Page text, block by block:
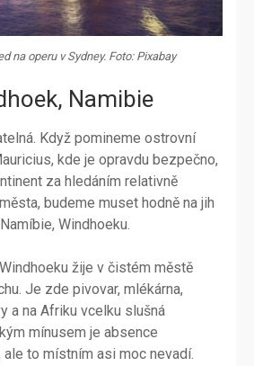
na operu v Sydney. Foto: Pixabay
Namibie
Když pomineme ostrovní
kde je opravdu bezpečno,
za hledáním relativně
budeme muset hodně na jih
Windhoeku.
žije v čistém městě
Je zde pivovar, mlékárna,
a na Afriku vcelku slušná
mínusem je absence
ale to místním asi moc nevadí.